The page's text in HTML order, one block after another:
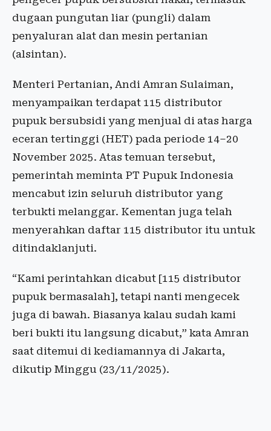
dugaan pungutan liar (pungli) dalam
penyaluran alat dan mesin pertanian
(alsintan).
Menteri Pertanian, Andi Amran Sulaiman,
menyampaikan terdapat 115 distributor
pupuk bersubsidi yang menjual di atas harga
eceran tertinggi (HET) pada periode 14–20
November 2025. Atas temuan tersebut,
pemerintah meminta PT Pupuk Indonesia
mencabut izin seluruh distributor yang
terbukti melanggar. Kementan juga telah
menyerahkan daftar 115 distributor itu untuk
ditindaklanjuti.
“Kami perintahkan dicabut [115 distributor
pupuk bermasalah], tetapi nanti mengecek
juga di bawah. Biasanya kalau sudah kami
beri bukti itu langsung dicabut,” kata Amran
saat ditemui di kediamannya di Jakarta,
dikutip Minggu (23/11/2025).